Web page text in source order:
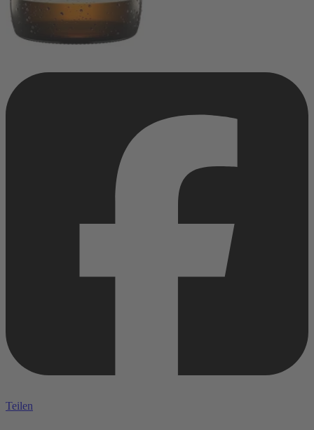
Teilen